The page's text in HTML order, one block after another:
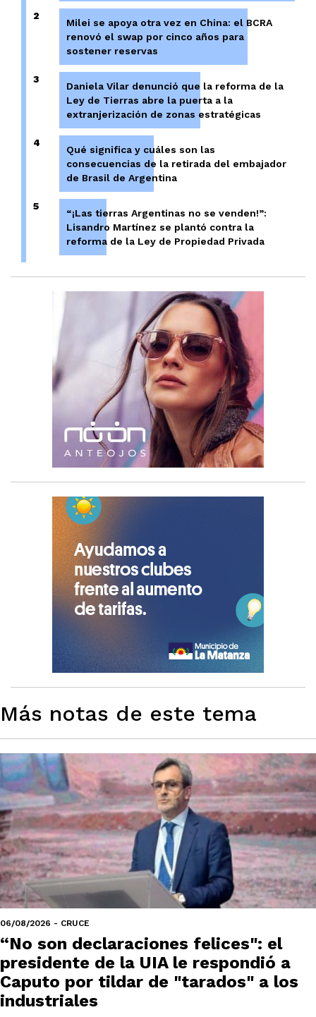
2
Milei se apoya otra vez en China: el BCRA
renovó el swap por cinco años para
sostener reservas
3
Daniela Vilar denunció que la reforma de la
Ley de Tierras abre la puerta a la
extranjerización de zonas estratégicas
4
Qué significa y cuáles son las
consecuencias de la retirada del embajador
de Brasil de Argentina
5
“¡Las tierras Argentinas no se venden!”:
Lisandro Martínez se plantó contra la
reforma de la Ley de Propiedad Privada
Más notas de este tema
06/08/2026 - CRUCE
“No son declaraciones felices": el
presidente de la UIA le respondió a
Caputo por tildar de "tarados" a los
industriales